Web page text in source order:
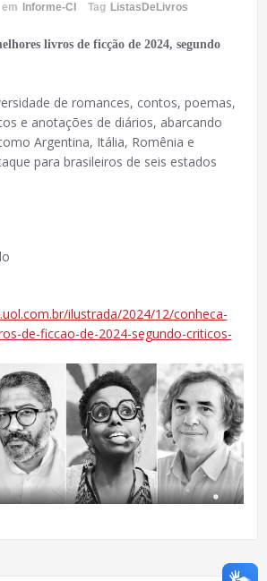
em Informe-CI Tag ListasDeLivros
livros de ficção de 2024, segundo
de romances, contos, poemas,
e anotações de diários, abarcando
Argentina, Itália, Romênia e
para brasileiros de seis estados
ilustrada/2024/12/conheca-
de-ficcao-de-2024-segundo-criticos-